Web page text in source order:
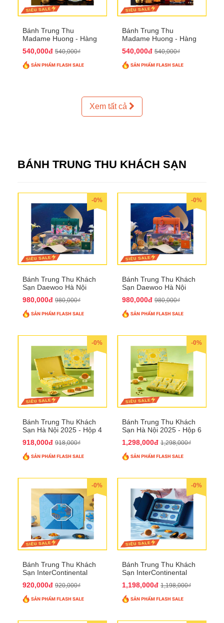
Bánh Trung Thu
Madame Huong - Hàng
540,000đ 540,000₫
Bánh Trung Thu
Madame Huong - Hàng
540,000đ 540,000₫
Xem tất cả
BÁNH TRUNG THU KHÁCH SẠN
-0%
Bánh Trung Thu Khách
Sạn Daewoo Hà Nội
QTTT30
980,000đ 980,000₫
-0%
Bánh Trung Thu Khách
Sạn Daewoo Hà Nội
QTTT31
980,000đ 980,000₫
-0%
Bánh Trung Thu Khách
Sạn Hà Nội 2025 - Hộp 4
918,000đ 918,000₫
-0%
Bánh Trung Thu Khách
Sạn Hà Nội 2025 - Hộp 6
1,298,000đ 1,298,000₫
-0%
Bánh Trung Thu Khách
Sạn InterContinental
QTTT26
920,000đ 920,000₫
-0%
Bánh Trung Thu Khách
Sạn InterContinental
QTTT27
1,198,000đ 1,198,000₫